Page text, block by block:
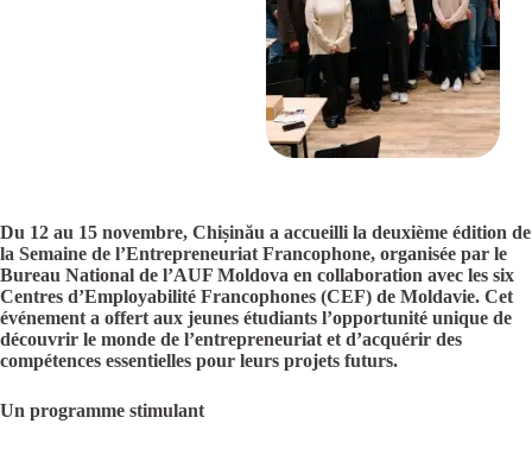
Du 12 au 15 novembre, Chișinău a accueilli la deuxième édition de
la Semaine de l’Entrepreneuriat Francophone, organisée par le
Bureau National de l’AUF Moldova en collaboration avec les six
Centres d’Employabilité Francophones (CEF) de Moldavie. Cet
événement a offert aux jeunes étudiants l’opportunité unique de
découvrir le monde de l’entrepreneuriat et d’acquérir des
compétences essentielles pour leurs projets futurs.
Un programme stimulant